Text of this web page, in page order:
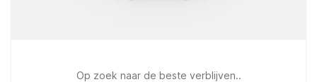
Op zoek naar de beste verblijven..